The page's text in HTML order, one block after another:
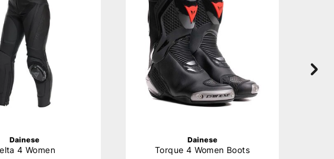
Dainese
4 Women
Dainese
Torque 4 Women Boots